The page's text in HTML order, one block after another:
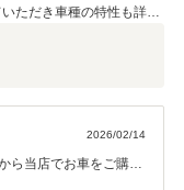
ただき車種の特性も詳し
していただきました。
ありがとうございまし
2026/02/14
ら当店でお車をご購入